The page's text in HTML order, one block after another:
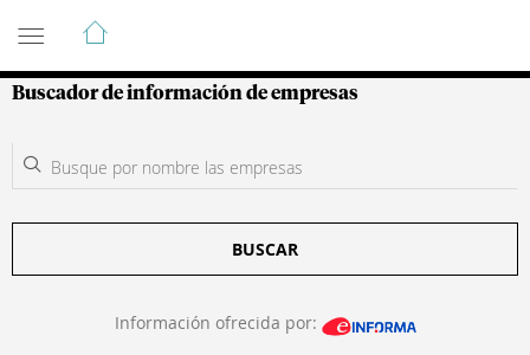
Guía de Empresas Colombianas
Buscador de información de empresas
BUSCAR
Información ofrecida por: